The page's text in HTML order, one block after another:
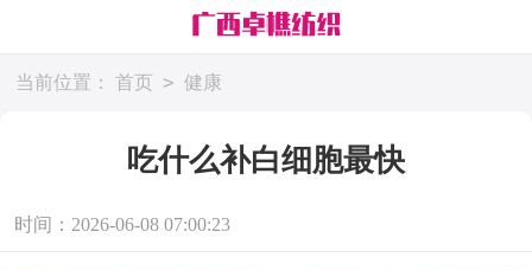
当前位置： 首页 > 健康
吃什么补白细胞最快
时间：2026-06-08 07:00:23